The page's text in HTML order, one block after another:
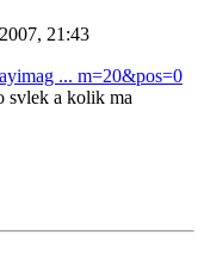
21:43
... m=20&pos=0
svlek a kolik ma